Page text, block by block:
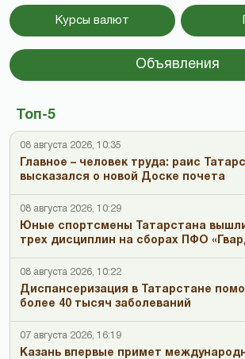
Курсы валют
Объявления
Топ-5
08 августа 2026, 10:35
Главное – человек труда: раис
высказался о новой Доске почета
08 августа 2026, 10:29
Юные спортсмены Татарстана
трех дисциплин на сборах ПФО
08 августа 2026, 10:22
Диспансеризация в Татарстане
более 40 тысяч заболеваний
07 августа 2026, 16:19
Казань впервые примет